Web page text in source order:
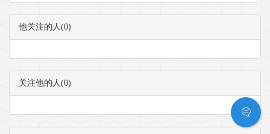
他关注的人(0)
关注他的人(0)